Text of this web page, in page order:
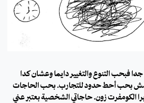
فبحب التنوع والتغيير دايمًا وعشان كدا
بحب أحط حدود للتجارب. بحب الحاجات
الكومفرت زون. حاجاتي الشخصية بعتبر عني